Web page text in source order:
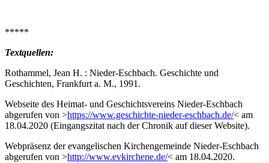
*****
Textquellen:
Rothammel, Jean H. : Nieder-Eschbach. Geschichte und
Geschichten, Frankfurt a. M., 1991.
Webseite des Heimat- und Geschichtsvereins Nieder-Eschbach
abgerufen von >https://www.geschichte-nieder-eschbach.de/< am
18.04.2020 (Eingangszitat nach der Chronik auf dieser Website).
Webpräsenz der evangelischen Kirchengemeinde Nieder-Eschbach
abgerufen von >http://www.evkirchene.de/< am 18.04.2020.